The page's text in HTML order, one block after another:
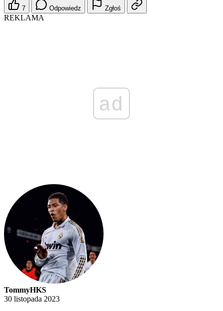
7 Odpowiedz Zgłoś
REKLAMA
ad
TommyHKS
30 listopada 2023